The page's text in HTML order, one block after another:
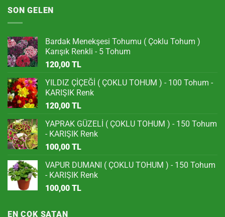
SON GELEN
Bardak Menekşesi Tohumu ( Çoklu Tohum )
Karışık Renkli - 5 Tohum
120,00 TL
YILDIZ ÇİÇEĞİ ( ÇOKLU TOHUM ) - 100 Tohum -
KARIŞIK Renk
120,00 TL
YAPRAK GÜZELİ ( ÇOKLU TOHUM ) - 150 Tohum
- KARIŞIK Renk
100,00 TL
VAPUR DUMANI ( ÇOKLU TOHUM ) - 150 Tohum
- KARIŞIK Renk
100,00 TL
EN ÇOK SATAN